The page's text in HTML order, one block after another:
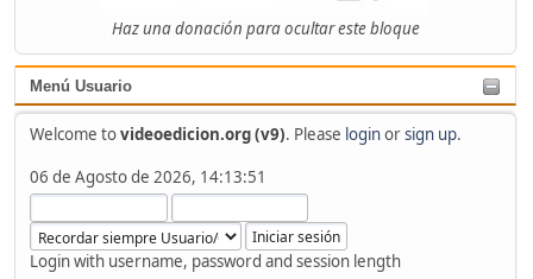
Haz una donación para ocultar este bloque
Menú Usuario
Welcome tovideoedicion.org (v9). Please loginorsign up.
06 de Agosto de 2026, 14:13:51
Login with username, password and session length